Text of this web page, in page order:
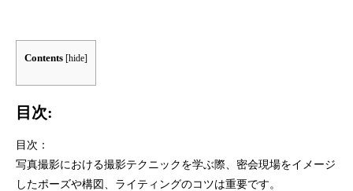
Contents [hide]
目次:
目次：
写真撮影における撮影テクニックを学ぶ際、密会現場をイメージ
したポーズや構図、ライティングのコツは重要です。